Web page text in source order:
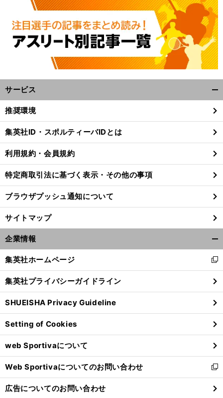
。
サービス
閉
る
推奨環境
集英社ID・スポルティーバIDとは
利用規約・会員規約
特定商取引法に基づく表示・その他の事項
ブラウザプッシュ通知について
サイトマップ
企業情報
閉
る
集英社ホームページ
新
し
い
ウ
ィ
ン
ド
ウ
で
開
く
集英社プライバシーガイドライン
SHUEISHA Privacy Guideline
Setting of Cookies
web Sportivaについて
Web Sportivaについてのお問い合わせ
新
し
い
広告についてのお問い合わせ